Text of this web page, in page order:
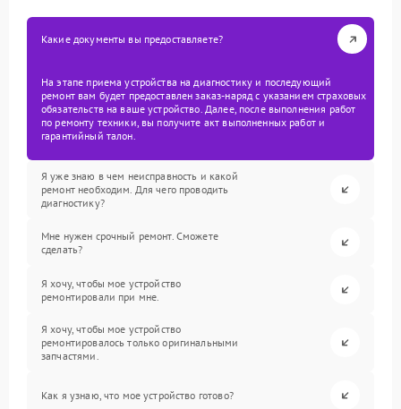
Какие документы вы предоставляете?
На этапе приема устройства на диагностику и последующий
ремонт вам будет предоставлен заказ-наряд с указанием страховых
обязательств на ваше устройство. Далее, после выполнения работ
по ремонту техники, вы получите акт выполненных работ и
гарантийный талон.
Я уже знаю в чем неисправность и какой
ремонт необходим. Для чего проводить
диагностику?
Мне нужен срочный ремонт. Сможете
сделать?
Я хочу, чтобы мое устройство
ремонтировали при мне.
Я хочу, чтобы мое устройство
ремонтировалось только оригинальными
запчастями.
Как я узнаю, что мое устройство готово?